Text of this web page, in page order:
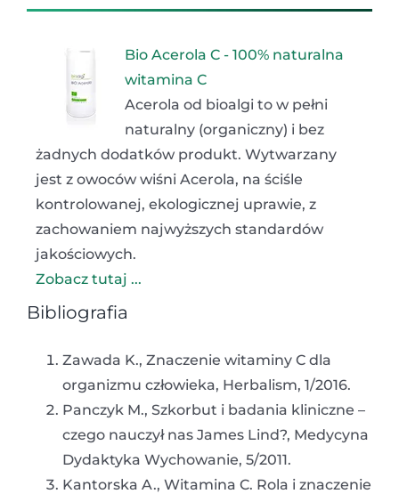
Bio Acerola C - 100% naturalna
witamina C
Acerola od bioalgi to w pełni
naturalny (organiczny) i bez
żadnych dodatków produkt. Wytwarzany
jest z owoców wiśni Acerola, na ściśle
kontrolowanej, ekologicznej uprawie, z
zachowaniem najwyższych standardów
jakościowych.
Zobacz tutaj ...
Bibliografia
Zawada K., Znaczenie witaminy C dla
organizmu człowieka, Herbalism, 1/2016.
Panczyk M., Szkorbut i badania kliniczne –
czego nauczył nas James Lind?, Medycyna
Dydaktyka Wychowanie, 5/2011.
Kantorska A., Witamina C. Rola i znaczenie